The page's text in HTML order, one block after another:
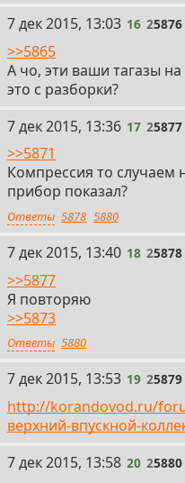
16
7 дек 2015, 13:03 16 25876
>>5865
А чо, эти ваши тагазы
это с разборки?
17
7 дек 2015, 13:36 17 25877
>>5871
Компрессия то случаем
прибор показал?
Ответы 5878 5880
18
7 дек 2015, 13:40 18 25878
>>5877
Я повторяю
>>5873
Ответы 5880
19
7 дек 2015, 13:53 19 25879
http://korandovod.ru/
верхний-впускной-
20
7 дек 2015, 13:58 20 25880